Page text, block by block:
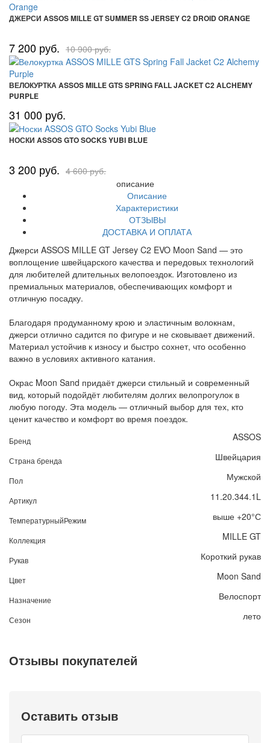
ДЖЕРСИ ASSOS MILLE GT SUMMER SS JERSEY C2 DROID ORANGE
7 200 руб. 10 900 руб.
ВЕЛОКУРТКА ASSOS MILLE GTS SPRING FALL JACKET C2 ALCHEMY
PURPLE
31 000 руб.
НОСКИ ASSOS GTO SOCKS YUBI BLUE
3 200 руб. 4 600 руб.
описание
Описание
Характеристики
ОТЗЫВЫ
ДОСТАВКА И ОПЛАТА
Джерси ASSOS MILLE GT Jersey C2 EVO Moon Sand — это
воплощение швейцарского качества и передовых технологий
для любителей длительных велопоездок. Изготовлено из
премиальных материалов, обеспечивающих комфорт и
отличную посадку.
Благодаря продуманному крою и эластичным волокнам,
джерси отлично садится по фигуре и не сковывает движений.
Материал устойчив к износу и быстро сохнет, что особенно
важно в условиях активного катания.
Окрас Moon Sand придаёт джерси стильный и современный
вид, который подойдёт любителям долгих велопрогулок в
любую погоду. Эта модель — отличный выбор для тех, кто
ценит качество и комфорт во время поездок.
Бренд ASSOS
Страна бренда Швейцария
Пол Мужской
Артикул 11.20.344.1L
ТемпературныйРежим выше +20°С
Коллекция MILLE GT
Рукав Короткий рукав
Цвет Moon Sand
Назначение Велоспорт
Сезон лето
Отзывы покупателей
Оставить отзыв